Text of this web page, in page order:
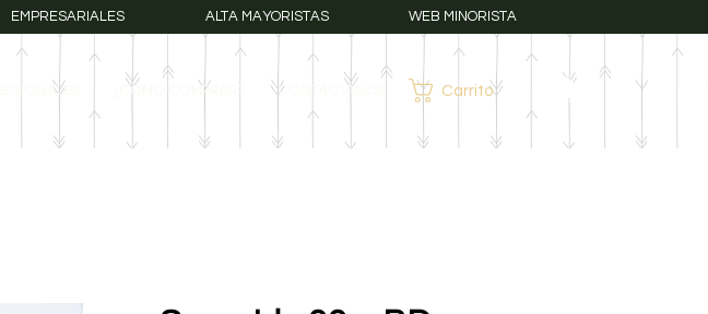
EMPRESARIALES ALTA MAYORISTAS WEB MINORISTA
REGIONALES ¿COMO COMPRAR? CONTÁCTANOS Carrito Iniciar sesión